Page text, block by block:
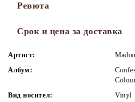
Ревюта
Срок и цена за доставка
Артист:
Албум:
Вид носител:
Vinyl